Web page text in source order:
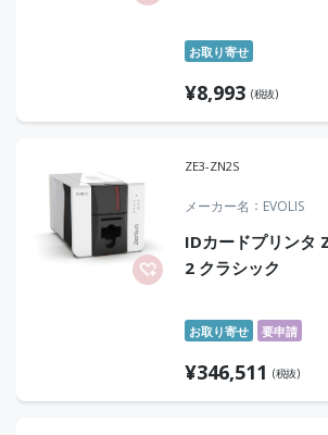
お取り寄せ
¥8,993 (税抜)
ZE3-ZN2S
メーカー名 EVOLIS
IDカードプリンタ
2 クラシック
お取り寄せ 要申請
¥346,511 (税抜)